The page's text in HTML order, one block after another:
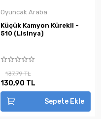
Oyuncak Araba
Küçük Kamyon Kürekli -
510 (Lisinya)
137,79 TL
130,90 TL
Sepete Ekle